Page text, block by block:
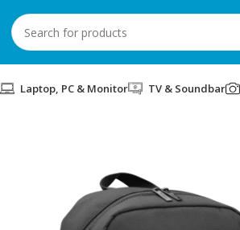
Laptop, PC & Monitor TV & Soundbar